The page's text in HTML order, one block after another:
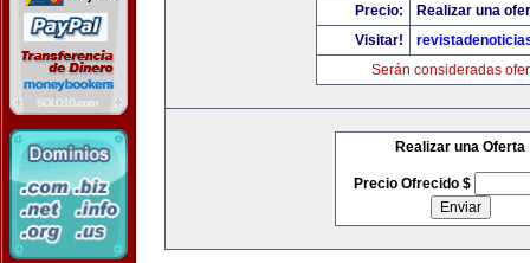
Precio:
Realizar una
Visitar!
Serán consideradas
Realizar una Oferta
Precio Ofrecido $